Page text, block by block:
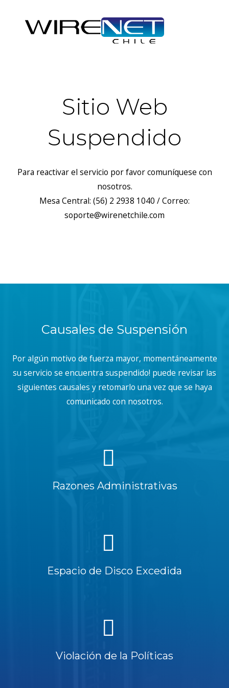
Sitio Web
Suspendido
Para reactivar el servicio por favor comuníquese con
nosotros.
Mesa Central: (56) 2 2938 1040 / Correo:
soporte@wirenetchile.com
Causales de Suspensión
Por algún motivo de fuerza mayor, momentáneamente
su servicio se encuentra suspendido! puede revisar las
siguientes causales y retomarlo una vez que se haya
comunicado con nosotros.
Razones Administrativas
Espacio de Disco Excedida
Violación de la Políticas